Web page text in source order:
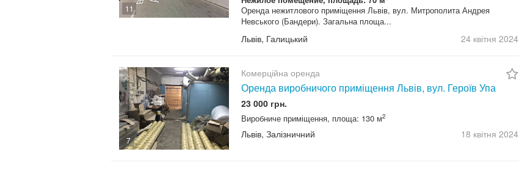
11
Оренда нежитлового приміщення Львів, вул. Митрополита Андрея
Невського (Бандери). Загальна площа...
Львів, Галицький 24 квітня 2024
7
Комерційна оренда
Оренда виробничого приміщення Львів, вул. Героїв Упа
23 000 грн.
Виробниче приміщення, площа: 130 м2
Львів, Залізничний 18 квітня 2024